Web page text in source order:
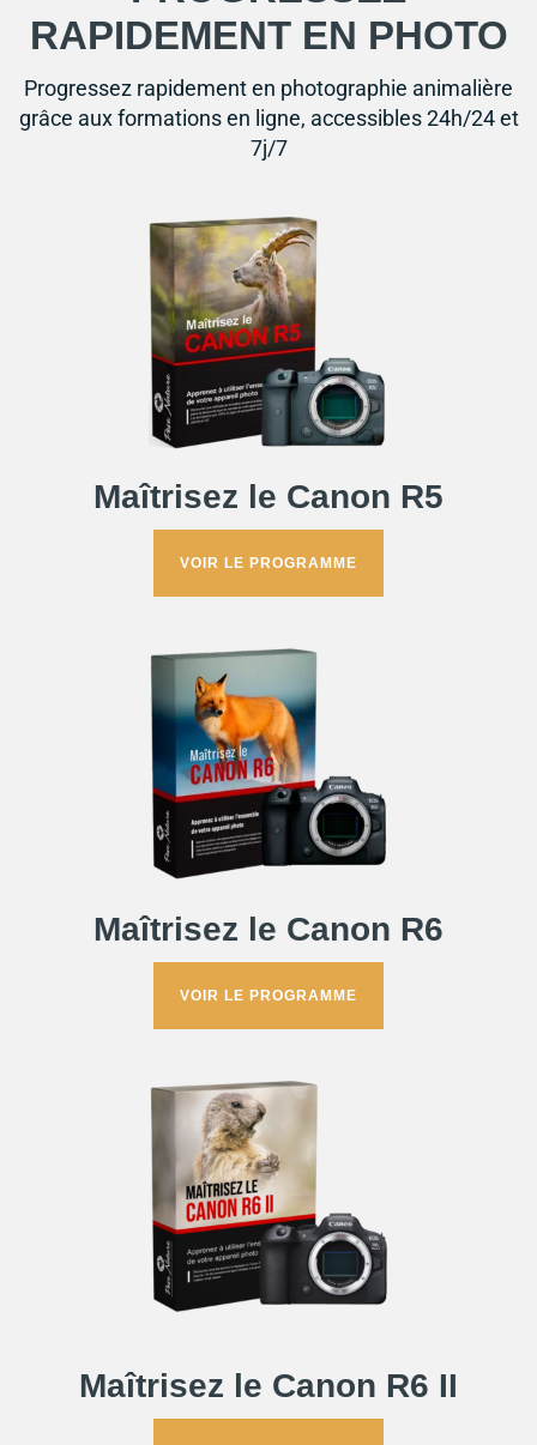
RAPIDEMENT EN PHOTO
Progressez rapidement en photographie animalière
grâce aux formations en ligne, accessibles 24h/24 et
7j/7
Maîtrisez le Canon R5
VOIR LE PROGRAMME
Maîtrisez le Canon R6
VOIR LE PROGRAMME
Maîtrisez le Canon R6 II